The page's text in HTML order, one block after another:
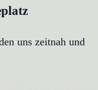
uns zeitnah und